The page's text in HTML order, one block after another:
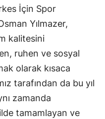
Gümüşhane
Hakkari
Isparta
Mersin
İçin Spor
Yılmazer,
kalitesini
ruhen ve sosyal
olarak kısaca
tarafından da bu yıl
zamanda
tamamlayan ve